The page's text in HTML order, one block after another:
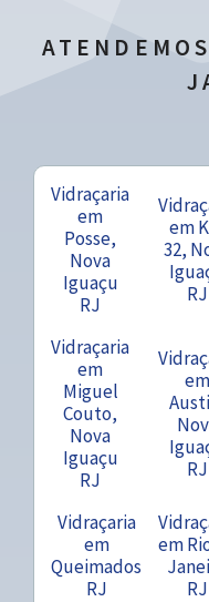
Vidraçaria
em
Posse,
Nova
Iguaçu
RJ
em
32,
RJ
Vidraçaria
em
Miguel
Couto,
Nova
Iguaçu
RJ
em
RJ
Vidraçaria
em
Queimados
RJ
em
RJ